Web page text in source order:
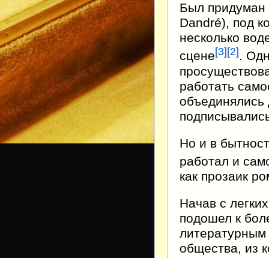
Был
Dandré), под
несколько
сцене[3] [2] .
работать
объединялись
Но и в
работал и
как прозаик
Начав с
подошел к
литературным
общества, из